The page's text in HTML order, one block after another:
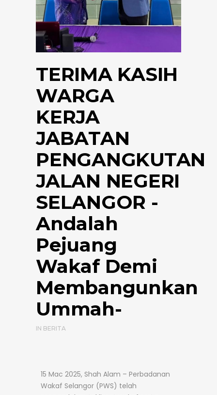
TERIMA KASIH
WARGA
KERJA
JABATAN
PENGANGKUTAN
JALAN NEGERI
SELANGOR -
Andalah
Pejuang
Wakaf Demi
Membangunkan
Ummah-
IN BERITA
15 Mac 2025, Shah Alam – Perbadanan
Wakaf Selangor (PWS) telah